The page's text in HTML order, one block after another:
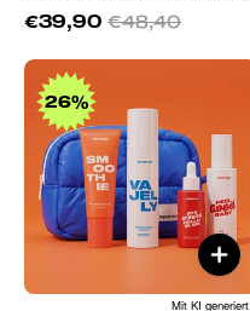
€39,90 €48,40
Saver
Bundle
26%
Mit KI generiert